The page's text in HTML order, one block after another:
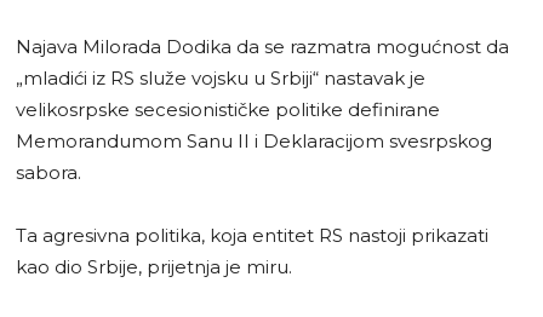
Najava Milorada Dodika da se razmatra mogućnost da
„mladići iz RS služe vojsku u Srbiji“ nastavak je
velikosrpske secesionističke politike definirane
Memorandumom Sanu II i Deklaracijom svesrpskog
sabora.
Ta agresivna politika, koja entitet RS nastoji prikazati
kao dio Srbije, prijetnja je miru.